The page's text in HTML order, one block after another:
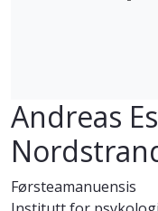
Andreas
Førsteamanuensis